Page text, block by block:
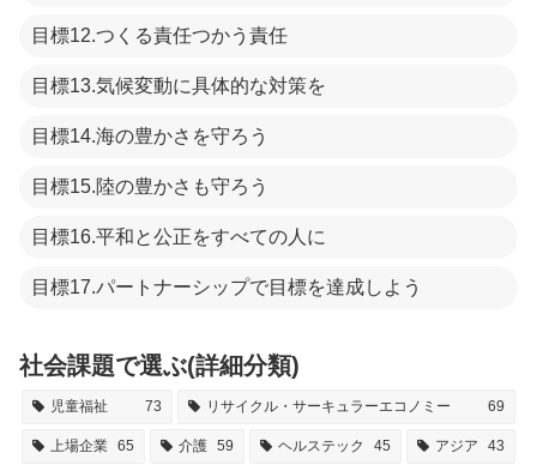
目標12.つくる責任つかう責任
目標13.気候変動に具体的な対策を
目標14.海の豊かさを守ろう
目標15.陸の豊かさも守ろう
目標16.平和と公正をすべての人に
目標17.パートナーシップで目標を達成しよう
社会課題で選ぶ(詳細分類)
児童福祉 73 リサイクル・サーキュラーエコノミー 69
上場企業 65 介護 59 ヘルステック 45 アジア 43